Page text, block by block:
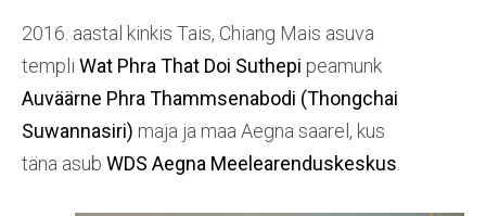
2016. aastal kinkis Tais, Chiang Mais asuva
templi Wat Phra That Doi Suthepi peamunk
Auväärne Phra Thammsenabodi (Thongchai
Suwannasiri) maja ja maa Aegna saarel, kus
täna asub WDS Aegna Meelearenduskeskus